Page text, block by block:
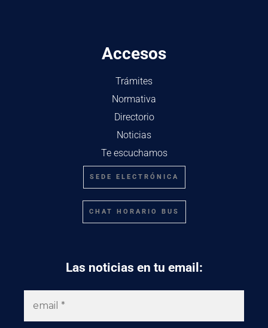
Accesos
Trámites
Normativa
Directorio
Noticias
Te escuchamos
SEDE ELECTRÓNICA
CHAT HORARIO BUS
Las noticias en tu email: